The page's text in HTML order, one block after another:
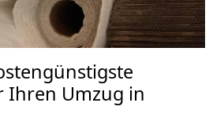
Ihren Umzug in